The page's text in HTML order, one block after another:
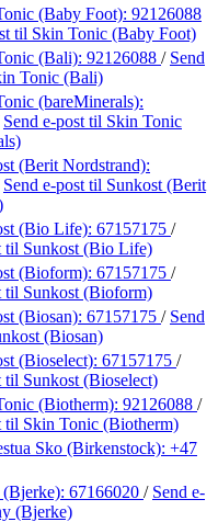
(Baby Foot): 92126088
til Skin Tonic (Baby Foot)
(Bali): 92126088 / Send
Tonic (Bali)
(bareMinerals):
Send e-post til Skin Tonic
(Berit Nordstrand):
Send e-post til Sunkost (Berit
(Bio Life): 67157175 /
til Sunkost (Bio Life)
(Bioform): 67157175 /
til Sunkost (Bioform)
(Biosan): 67157175 / Send
(Biosan)
(Bioselect): 67157175 /
til Sunkost (Bioselect)
(Biotherm): 92126088 /
til Skin Tonic (Biotherm)
Sko (Birkenstock): +47
67166020 / Send e-
(Bjerke)